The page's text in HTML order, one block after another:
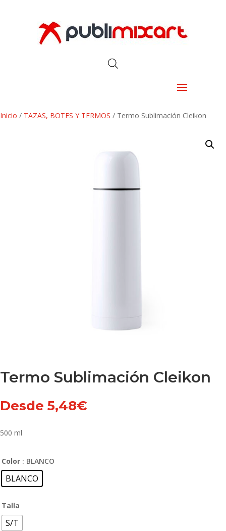
Inicio / TAZAS, BOTES Y TERMOS / Termo Sublimación Cleikon
Termo Sublimación Cleikon
Desde 5,48€
500 ml
Color : BLANCO
BLANCO
Talla
S/T